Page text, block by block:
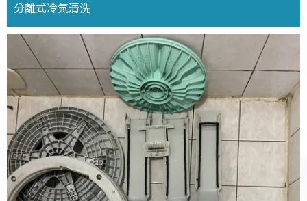
分離式冷氣清洗